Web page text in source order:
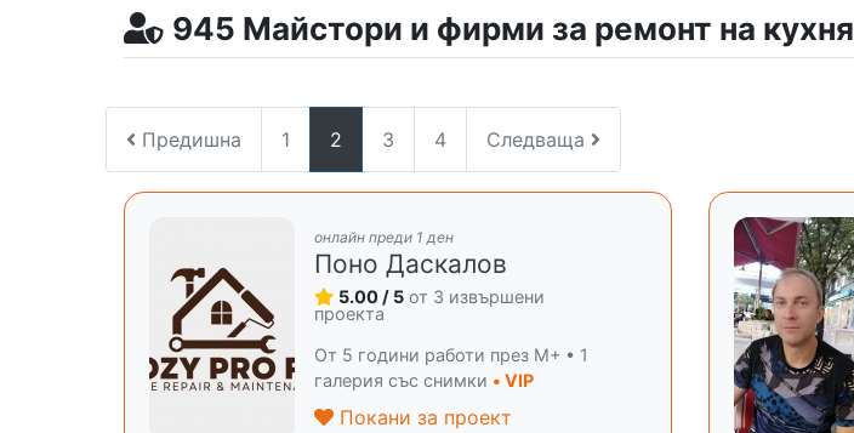
945 Майстори и фирми за ремонт на кухня
Предишна 1 2 3 4 Следваща
онлайн преди 1 ден
Поно Даскалов
5.00 / 5 от 3 извършени
проекта
От 5 години работи през M+ • 1
галерия със снимки • VIP
Покани за проект